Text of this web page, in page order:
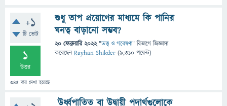
+1
টি ভোট
1
উত্তর
345 বার দেখা হয়েছে
শুধু তাপ প্রয়োগের মাধ্যমে কি পানির
ঘনত্ব বাড়ানো সম্ভব?
20 ফেব্রুয়ারি 2022 "তত্ত্ব ও গবেষণা" বিভাগে জিজ্ঞাসা
করেছেনRayhan Shikder (9,310 পয়েন্ট)
উর্ধ্বপাতিত বা উদ্বায়ী পদার্থগুলোকে